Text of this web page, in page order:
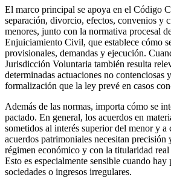
El marco principal se apoya en el Código
separación, divorcio, efectos, convenios y
menores, junto con la normativa procesal
Enjuiciamiento Civil, que establece cómo
provisionales, demandas y ejecución.
Jurisdicción Voluntaria también resulta
determinadas actuaciones no contenciosas
formalización que la ley prevé en casos
Además de las normas, importa cómo se
pactado. En general, los acuerdos en
sometidos al interés superior del menor y
acuerdos patrimoniales necesitan
régimen económico y con la titularidad
Esto es especialmente sensible cuando hay
sociedades o ingresos irregulares.